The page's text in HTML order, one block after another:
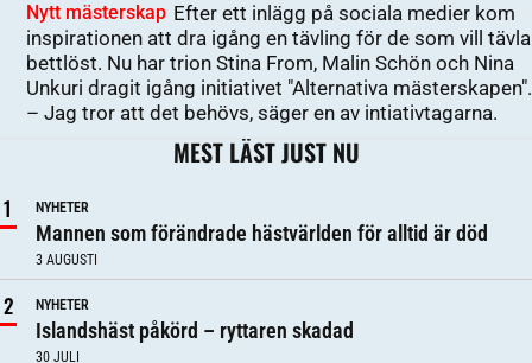
Nytt mästerskap Efter ett inlägg på sociala medier kom
inspirationen att dra igång en tävling för de som vill tävla
bettlöst. Nu har trion Stina From, Malin Schön och Nina
Unkuri dragit igång initiativet "Alternativa mästerskapen".
– Jag tror att det behövs, säger en av intiativtagarna.
MEST LÄST JUST NU
NYHETER
Mannen som förändrade hästvärlden för alltid är död
3 AUGUSTI
NYHETER
Islandshäst påkörd – ryttaren skadad
30 JULI